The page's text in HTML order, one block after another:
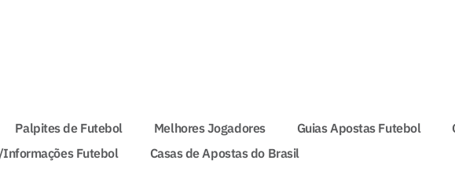
Palpites de Futebol Melhores Jogadores Guias Apostas Futebol
Informações Futebol
Casas de Apostas do Brasil